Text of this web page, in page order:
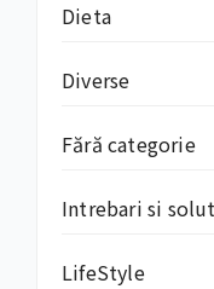
Dieta
Diverse
Fără categorie
Intrebari si
LifeStyle